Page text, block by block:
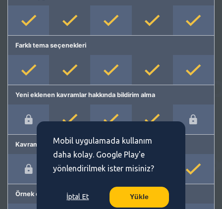
Farklı tema seçenekleri
Yeni eklenen kavramlar hakkında bildirim alma
Kavram önerme
Örnek cümleler
Mobil uygulamada kullanım
daha kolay. Google Play'e
yönlendirilmek ister misiniz?
İptal Et Yükle